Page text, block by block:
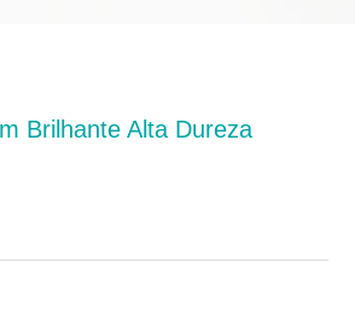
Brilhante Alta Dureza